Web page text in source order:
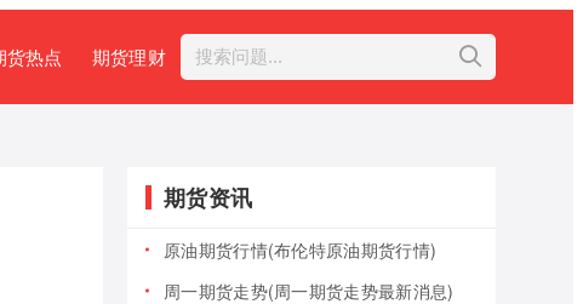
货热点 期货理财
期货资讯
原油期货行情(布伦特原油期货行情)
周一期货走势(周一期货走势最新消息)